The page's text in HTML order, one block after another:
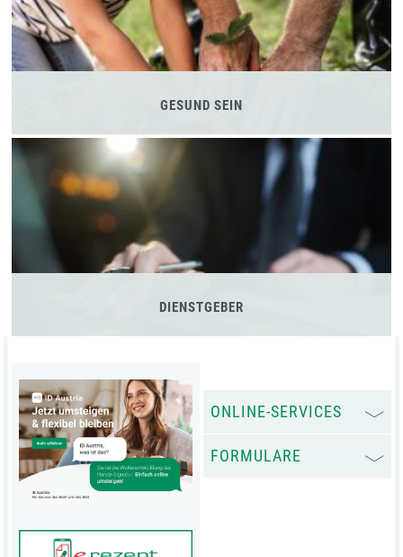
GESUND SEIN
DIENSTGEBER
ONLINE-SERVICES
FORMULARE